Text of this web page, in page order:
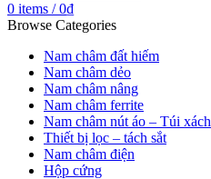
0 items / 0₫
Browse Categories
Nam châm đất hiếm
Nam châm dẻo
Nam châm nâng
Nam châm ferrite
Nam châm nút áo – Túi xách
Thiết bị lọc – tách sắt
Nam châm điện
Hộp cứng